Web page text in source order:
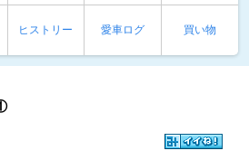
ヒストリー 愛車ログ 買い物